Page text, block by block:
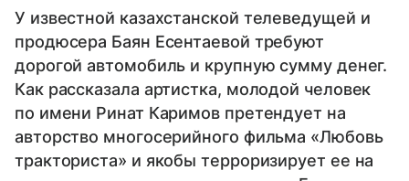
У известной казахстанской телеведущей и
продюсера Баян Есентаевой требуют
дорогой автомобиль и крупную сумму денег.
Как рассказала артистка, молодой человек
по имени Ринат Каримов претендует на
авторство многосерийного фильма «Любовь
тракториста» и якобы терроризирует ее на